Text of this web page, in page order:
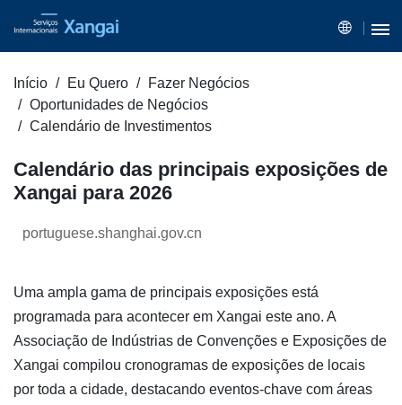
Início Eu Quero
Fazer Negócios
Oportunidades de Negócios
Calendário de Investimentos
Calendário das principais exposições de
Xangai para 2026
portuguese.shanghai.gov.cn
Uma ampla gama de principais exposições está
programada para acontecer em Xangai este ano. A
Associação de Indústrias de Convenções e Exposições de
Xangai compilou cronogramas de exposições de locais
por toda a cidade, destacando eventos-chave com áreas